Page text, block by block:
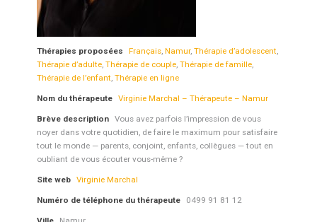
Nom du thérapeute Virginie Marchal – Thérapeute – Namur
Thérapies proposées Français, Namur, Thérapie d’adolescent,
Thérapie d’adulte, Thérapie de couple, Thérapie de famille,
Thérapie de l’enfant, Thérapie en ligne
Brève description Vous avez parfois l’impression de vous
noyer dans votre quotidien, de faire le maximum pour satisfaire
tout le monde — parents, conjoint, enfants, collègues — tout en
oubliant de vous écouter vous-même ?
Site web Virginie Marchal
Numéro de téléphone du thérapeute 0499 91 81 12